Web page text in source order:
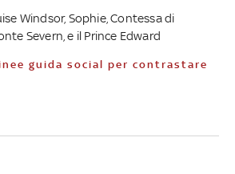
Windsor, Sophie, Contessa di
Severn, e il Prince Edward